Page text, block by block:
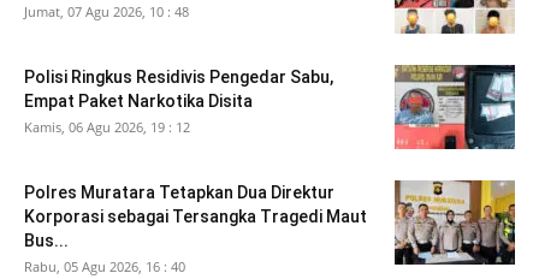
Jumat, 07 Agu 2026, 10 : 48
Polisi Ringkus Residivis Pengedar Sabu,
Empat Paket Narkotika Disita
Kamis, 06 Agu 2026, 19 : 12
Polres Muratara Tetapkan Dua Direktur
Korporasi sebagai Tersangka Tragedi Maut
Bus...
Rabu, 05 Agu 2026, 16 : 40